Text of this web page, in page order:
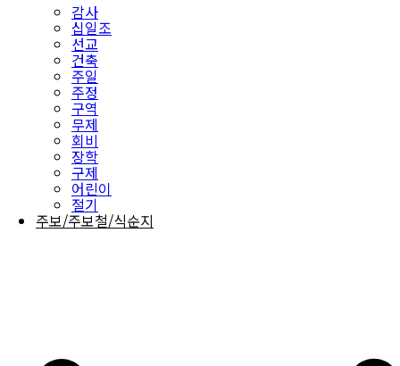
감사
십일조
선교
건축
주일
주정
구역
무제
회비
장학
구제
어린이
절기
주보/주보철/식순지